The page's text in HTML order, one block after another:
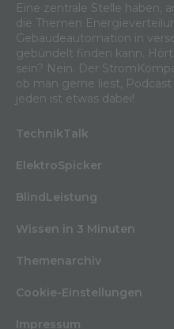
Eine zentrale Stelle haben,
die Themen
Gebäudeautomation in
gebündelt finden kann.
sein? Nein. Der
ob man gerne liest,
jeden ist etwas dabei!
TechnikTalk
ElektroSpicker
BlindLeistung
Wissen in 3 Minuten
Themenarchiv
Cookie-Einstellungen
Impressum